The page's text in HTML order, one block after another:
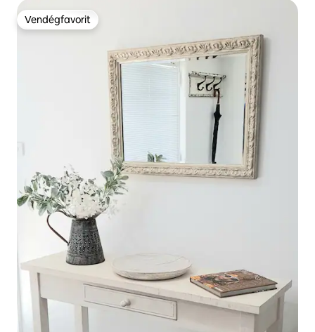
Vendégfavorit
Vendégfavorit